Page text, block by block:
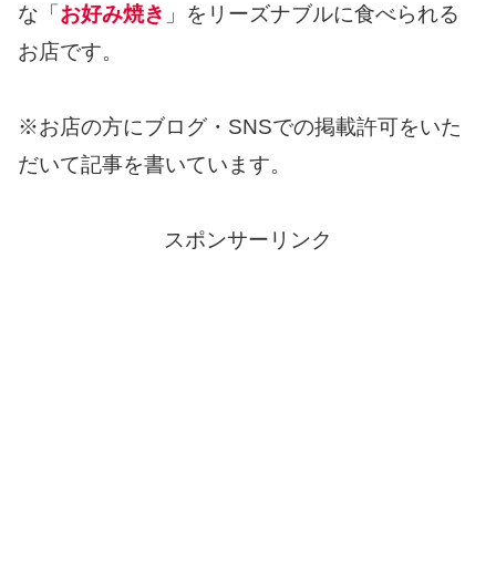
な「お好み焼き 」をリーズナブルに食べられる
お店です。
※お店の方にブログ・SNSでの掲載許可をいた
だいて記事を書いています。
スポンサーリンク